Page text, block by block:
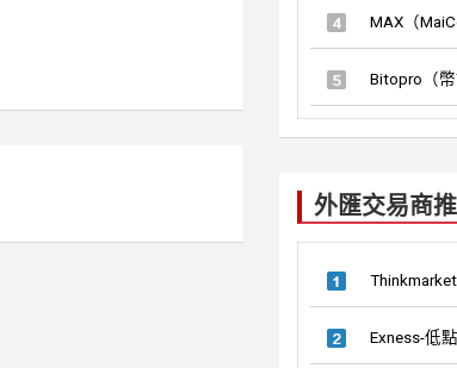
MAX（
Bitopro（
外匯交易商
Exness-低